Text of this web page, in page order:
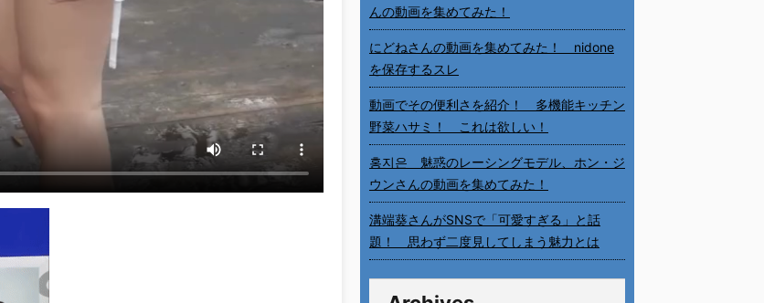
んの動画を集めてみた！
にどねさんの動画を集めてみた！ nidone
を保存するスレ
動画でその便利さを紹介！ 多機能キッチン
野菜ハサミ！ これは欲しい！
홍지은 魅惑のレーシングモデル、ホン・ジ
ウンさんの動画を集めてみた！
溝端葵さんがSNSで「可愛すぎる」と話
題！ 思わず二度見してしまう魅力とは